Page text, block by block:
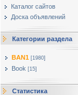
Каталог сайтов
Доска объявлений
Категории раздела
BAN1 [1980]
Book [15]
Статистика